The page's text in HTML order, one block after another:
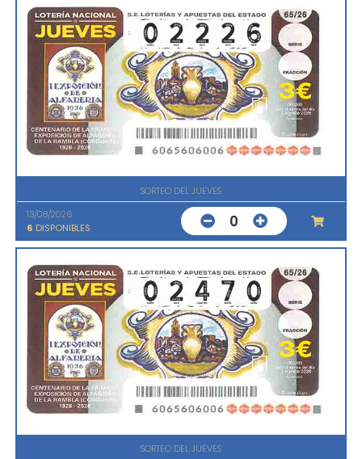
SORTEO DEL JUEVES
13/08/2026
6 DISPONIBLES 0
SORTEO DEL JUEVES